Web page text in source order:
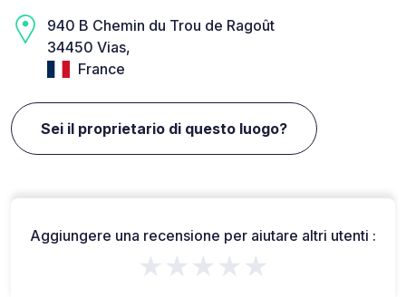
940 B Chemin du Trou de Ragoût
34450 Vias,
France
Sei il proprietario di questo luogo?
Aggiungere una recensione per aiutare altri utenti :
★★★★★